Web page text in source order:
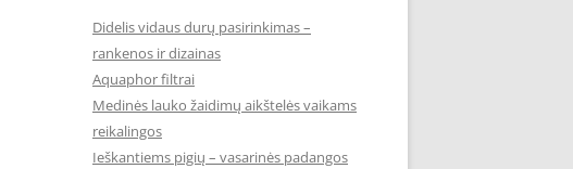
Didelis vidaus durų pasirinkimas –
rankenos ir dizainas
Aquaphor filtrai
Medinės lauko žaidimų aikštelės vaikams
reikalingos
Ieškantiems pigių – vasarinės padangos